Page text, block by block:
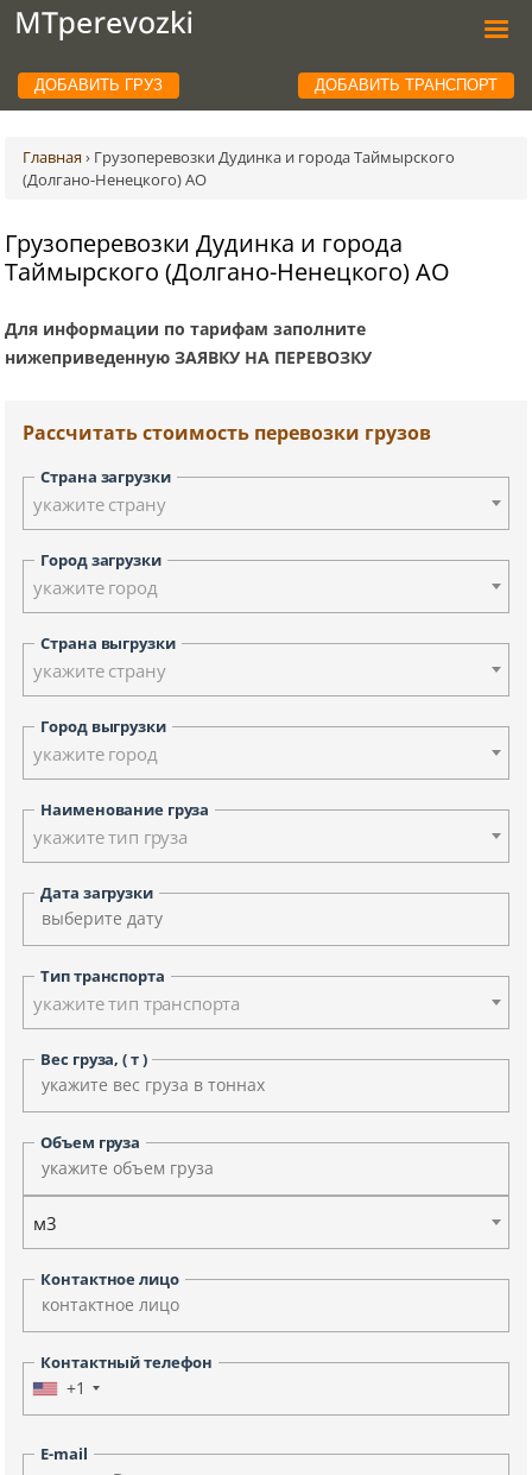
ДОБАВИТЬ ГРУЗ ДОБАВИТЬ ТРАНСПОРТ
Главная › Грузоперевозки Дудинка и города Таймырского
(Долгано-Ненецкого) АО
Грузоперевозки Дудинка и города
Таймырского (Долгано-Ненецкого) АО
Для информации по тарифам заполните
нижеприведенную ЗАЯВКУ НА ПЕРЕВОЗКУ
Рассчитать стоимость перевозки грузов
Страна загрузки
укажите страну
Город загрузки
укажите город
Страна выгрузки
укажите страну
Город выгрузки
укажите город
Наименование груза
укажите тип груза
Дата загрузки
Тип транспорта
укажите тип транспорта
Вес груза, ( т )
Объем груза
м3
Контактное лицо
Контактный телефон
+1
E-mail